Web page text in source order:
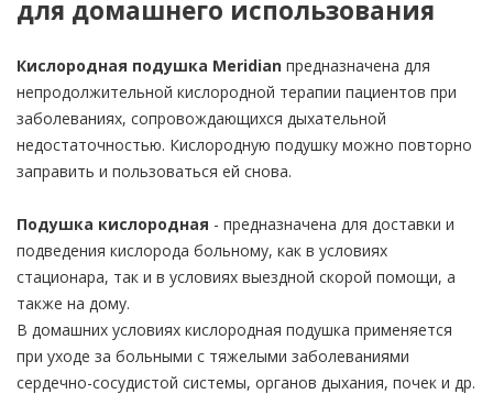
для домашнего использования
Кислородная подушка Meridian предназначена для
непродолжительной кислородной терапии пациентов при
заболеваниях, сопровождающихся дыхательной
недостаточностью. Кислородную подушку можно повторно
заправить и пользоваться ей снова.
Подушка кислородная - предназначена для доставки и
подведения кислорода больному, как в условиях
стационара, так и в условиях выездной скорой помощи, а
также на дому.
В домашних условиях кислородная подушка применяется
при уходе за больными с тяжелыми заболеваниями
сердечно-сосудистой системы, органов дыхания, почек и др.